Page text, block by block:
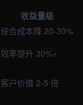
收益量级
综合成本降 20-30%
效率提升 30%+
客户价值 2-5 倍